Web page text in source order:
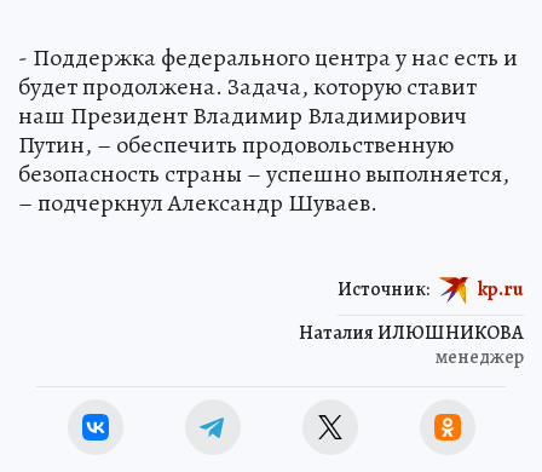
- Поддержка федерального центра у нас есть и
будет продолжена. Задача, которую ставит
наш Президент Владимир Владимирович
Путин, – обеспечить продовольственную
безопасность страны – успешно выполняется,
– подчеркнул Александр Шуваев.
Наталия ИЛЮШНИКОВА
менеджер
Источник: kp.ru